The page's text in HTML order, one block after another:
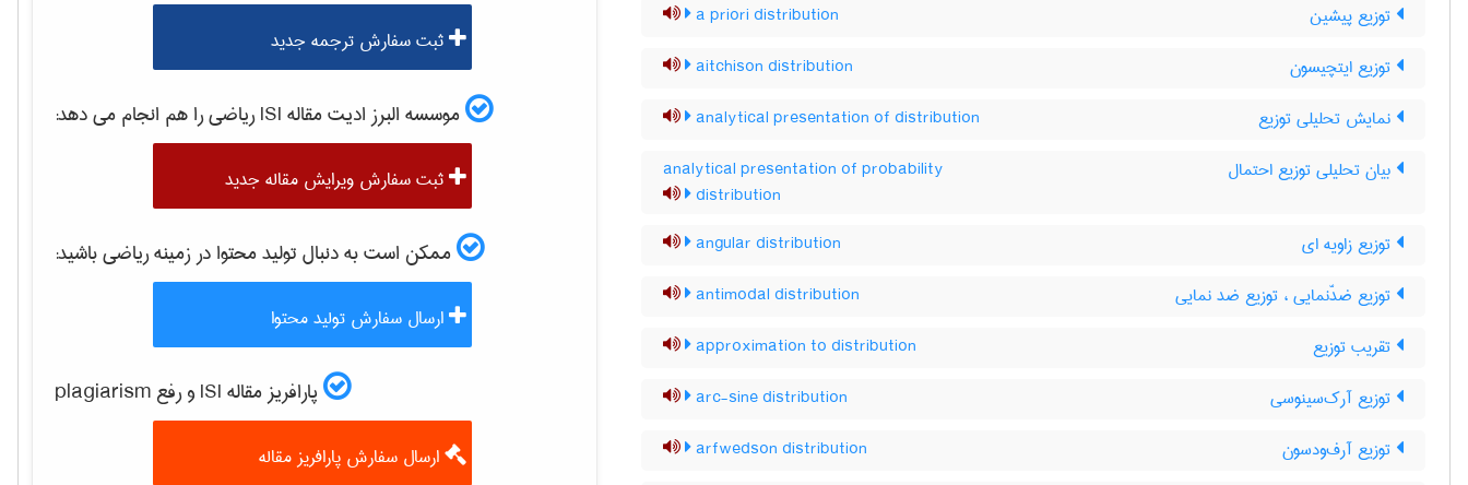
توزیع پیشین
a priori distribution
توزیع ایتچیسون aitchison distribution
نمایش تحلیلی توزیع analytical presentation of distribution
بیان تحلیلی توزیع احتمال
analytical presentation of probability
distribution
توزیع زاویه ای angular distribution
توزیع ضدّنمایی ، توزیع ضد نمایی antimodal distribution
تقریب توزیع approximation to distribution
توزیع آرک‌سینوسی arc-sine distribution
توزیع آرف‌ودسون arfwedson distribution
ثبت سفارش ترجمه جدید
موسسه البرز ادیت مقاله ISI رياضیرا هم انجام می دهد:
ثبت سفارش ویرایش مقاله جدید
ممکن است به دنبال تولید محتوا در زمینهرياضیباشید:
ارسال سفارش تولید محتوا
پارافریز مقاله ISI و رفع plagiarism
ارسال سفارش پارافریز مقاله